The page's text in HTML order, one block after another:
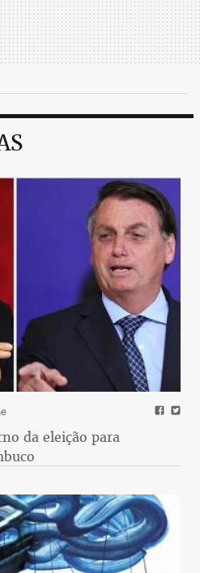
da eleição para